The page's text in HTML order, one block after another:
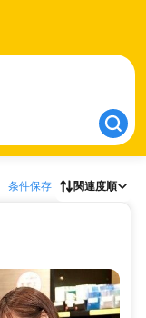
条件保存 関連度順